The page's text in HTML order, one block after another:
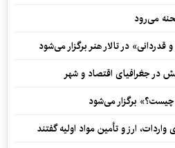
می‌رود
در تالار هنر برگزار می‌شود
در جغرافیای اقتصاد و شهر
برگزار می‌شود
ارز و تأمین مواد اولیه گفتند